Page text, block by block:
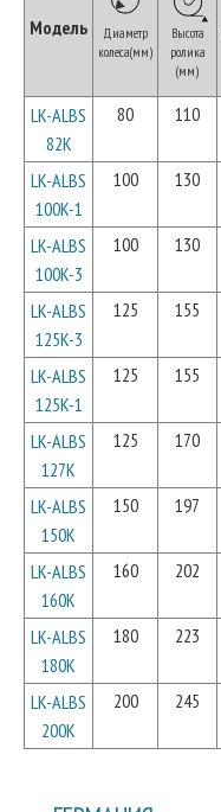
Модель
Диаметр
колеса(мм)
Высота
ролика
(мм)
LK-ALBS
82K
80 110
LK-ALBS
100K-1
100 130
LK-ALBS
100K-3
100 130
LK-ALBS
125K-3
125 155
LK-ALBS
125K-1
125 155
LK-ALBS
127K
125 170
LK-ALBS
150K
150 197
LK-ALBS
160K
160 202
LK-ALBS
180K
180 223
LK-ALBS
200K
200 245